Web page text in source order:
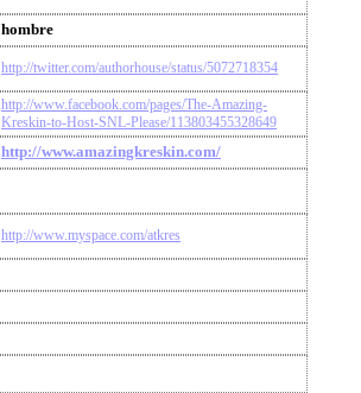
hombre
http://twitter.com/authorhouse/status/5072718354
http://www.facebook.com/pages/The-Amazing-
Kreskin-to-Host-SNL-Please/113803455328649
http://www.amazingkreskin.com/
http://www.myspace.com/atkres